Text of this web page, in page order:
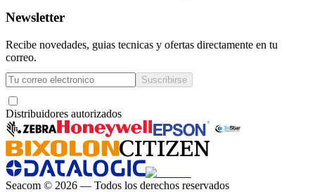
Newsletter
Recibe novedades, guias tecnicas y ofertas directamente en tu
correo.
Suscribirse
Distribuidores autorizados
Seacom © 2026 — Todos los derechos reservados